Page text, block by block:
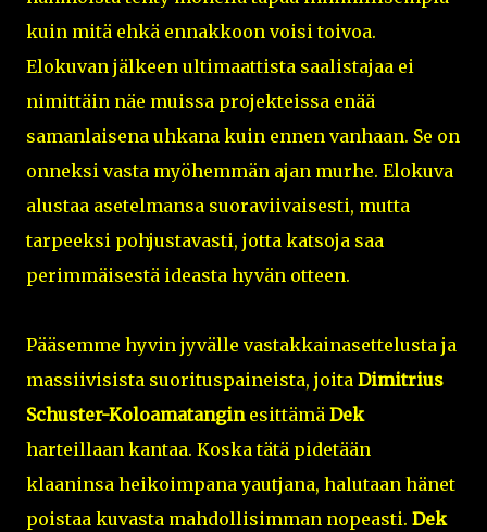
kuin mitä ehkä ennakkoon voisi toivoa.
Elokuvan jälkeen ultimaattista saalistajaa ei
nimittäin näe muissa projekteissa enää
samanlaisena uhkana kuin ennen vanhaan. Se on
onneksi vasta myöhemmän ajan murhe. Elokuva
alustaa asetelmansa suoraviivaisesti, mutta
tarpeeksi pohjustavasti, jotta katsoja saa
perimmäisestä ideasta hyvän otteen.
Pääsemme hyvin jyvälle vastakkainasettelusta ja
massiivisista suorituspaineista, joita Dimitrius
Schuster-Koloamatanginesittämä Dek
harteillaan kantaa. Koska tätä pidetään
klaaninsa heikoimpana yautjana, halutaan hänet
poistaa kuvasta mahdollisimman nopeasti. Dek